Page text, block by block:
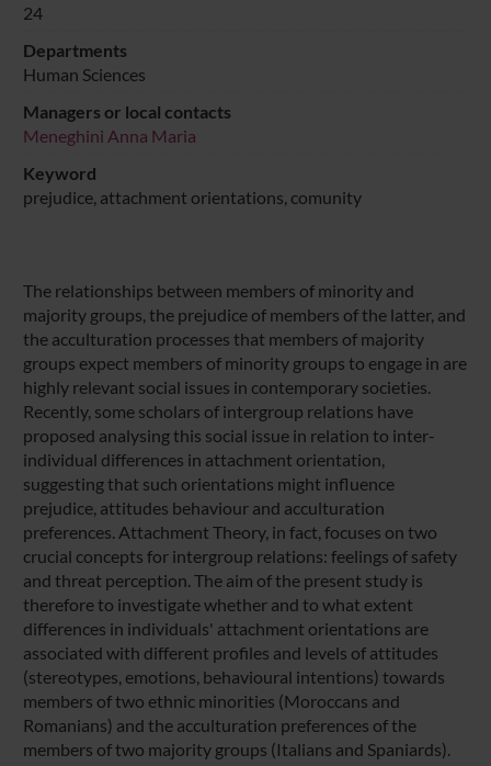
24
Departments
Human Sciences
Managers or local contacts
Meneghini Anna Maria
Keyword
prejudice, attachment orientations, comunity
The relationships between members of minority and
majority groups, the prejudice of members of the latter, and
the acculturation processes that members of majority
groups expect members of minority groups to engage in are
highly relevant social issues in contemporary societies.
Recently, some scholars of intergroup relations have
proposed analysing this social issue in relation to inter-
individual differences in attachment orientation,
suggesting that such orientations might influence
prejudice, attitudes behaviour and acculturation
preferences. Attachment Theory, in fact, focuses on two
crucial concepts for intergroup relations: feelings of safety
and threat perception. The aim of the present study is
therefore to investigate whether and to what extent
differences in individuals' attachment orientations are
associated with different profiles and levels of attitudes
(stereotypes, emotions, behavioural intentions) towards
members of two ethnic minorities (Moroccans and
Romanians) and the acculturation preferences of the
members of two majority groups (Italians and Spaniards).